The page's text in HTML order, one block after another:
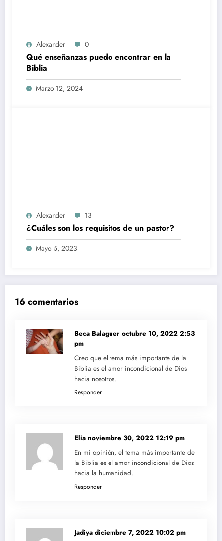
Alexander 0
Qué enseñanzas puedo encontrar en la
Biblia
Marzo 12, 2024
Alexander 13
¿Cuáles son los requisitos de un pastor?
Mayo 5, 2023
16 comentarios
Beca Balaguer octubre 10, 2022 2:53
pm
Creo que el tema más importante de la
Biblia es el amor incondicional de Dios
hacia nosotros.
Responder
Elia noviembre 30, 2022 12:19 pm
En mi opinión, el tema más importante de
la Biblia es el amor incondicional de Dios
hacia la humanidad.
Responder
Jadiya diciembre 7, 2022 10:02 pm